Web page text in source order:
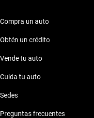
Compra un auto
Obtén un crédito
Vende tu auto
Cuida tu auto
Sedes
Preguntas frecuentes